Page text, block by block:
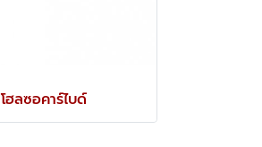
โฮลซอคาร์ไบด์